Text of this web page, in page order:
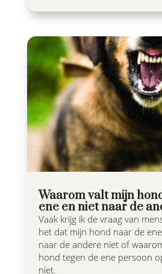
Waarom valt mijn
ene en niet naar de
Vaak krijg ik de vraag van
het dat mijn hond naar de
naar de andere niet of
hond tegen de ene persoon
niet.